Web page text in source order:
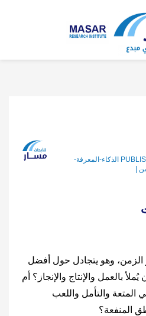
الذكاء-المعرفة-
|
الزمن، وهو يتجادل حول أفضل
بالعمل والإنتاج والإنجاز؟ أم
والتأمل واللعب
المنفعة؟